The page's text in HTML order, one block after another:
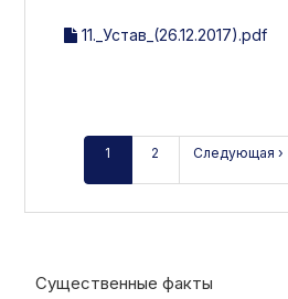
11._Устав_(26.12.2017).pdf
1 2 Следующая ›
Существенные факты